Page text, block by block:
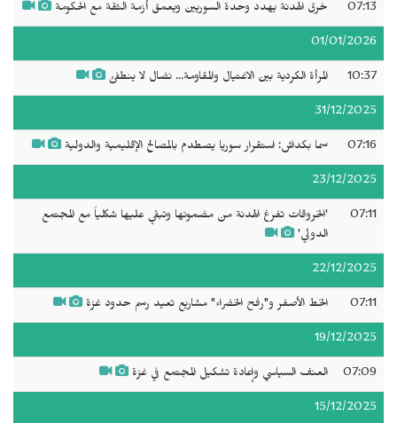
07:13 خرق الهدنة يهدد وحدة السوريين ويعمق أزمة الثقة مع الحكومة
01/01/2026
10:37 المرأة الكردية بين الاغتيال والمقاومة... نضال لا ينطفئ
31/12/2025
07:16 سما بكداش: استقرار سوريا يصطدم بالمصالح الإقليمية والدولية
23/12/2025
07:11
'الخروقات تفرغ الهدنة من مضمونها وتبقي عليها شكلياً مع المجتمع
الدولي'
22/12/2025
07:11 الخط الأصفر و"رفح الخضراء" مشاريع تعيد رسم حدود غزة
19/12/2025
07:09 العنف السياسي وإعادة تشكيل المجتمع في غزة
15/12/2025